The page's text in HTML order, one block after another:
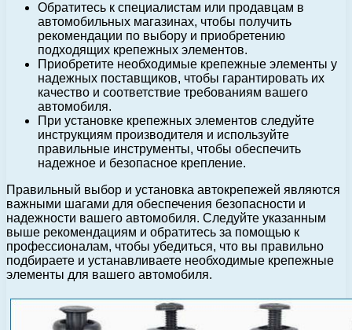
Обратитесь к специалистам или продавцам в
автомобильных магазинах, чтобы получить
рекомендации по выбору и приобретению
подходящих крепежных элементов.
Приобретите необходимые крепежные элементы у
надежных поставщиков, чтобы гарантировать их
качество и соответствие требованиям вашего
автомобиля.
При установке крепежных элементов следуйте
инструкциям производителя и используйте
правильные инструменты, чтобы обеспечить
надежное и безопасное крепление.
Правильный выбор и установка автокрепежей являются
важными шагами для обеспечения безопасности и
надежности вашего автомобиля. Следуйте указанным
выше рекомендациям и обратитесь за помощью к
профессионалам, чтобы убедиться, что вы правильно
подбираете и устанавливаете необходимые крепежные
элементы для вашего автомобиля.